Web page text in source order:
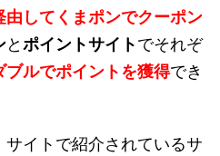
してくまポンでクーポン
とポイントサイトでそれぞ
ブルでポイントを獲得でき
サイトで紹介されているサ